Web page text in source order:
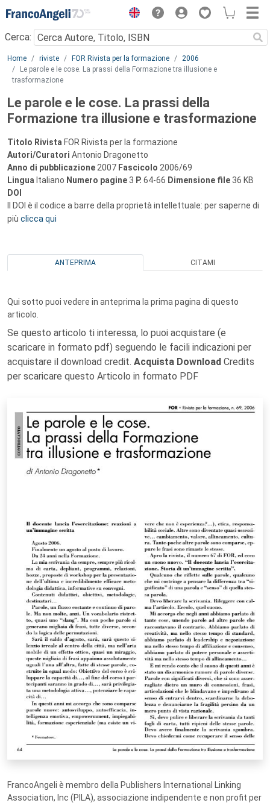
Menu
Cerca:
Main content
Home riviste FOR Rivista per la formazione
2006
Le parole e le cose. La prassi della Formazione tra illusione e
trasformazione
Le parole e le cose. La prassi della
Formazione tra illusione e trasformazione
Titolo Rivista FOR Rivista per la formazione
Autori/Curatori Antonio Dragonetto
Anno di pubblicazione 2007 Fascicolo 2006/69
Lingua Italiano Numero pagine 3 P. 64-66 Dimensione file 36 KB
DOI
Il DOI è il codice a barre della proprietà intellettuale: per saperne di
più clicca qui
ANTEPRIMA CITAMI
Qui sotto puoi vedere in anteprima la prima pagina di questo
articolo.
Se questo articolo ti interessa, lo puoi acquistare (e
scaricare in formato pdf) seguendo le facili indicazioni per
acquistare il download credit. Acquista Download Credits
per scaricare questo Articolo in formato PDF
FrancoAngeli è membro della Publishers International Linking
Association, Inc (PILA), associazione indipendente e non profit per